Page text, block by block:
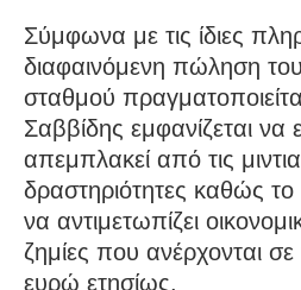
Σύμφωνα με τις ίδιες
διαφαινόμενη πώληση
σταθμού
Σαββίδης εμφανίζεται να
απεμπλακεί από τις
δραστηριότητες καθώς
να αντιμετωπίζει
ζημίες που ανέρχονται
ευρώ ετησίως.